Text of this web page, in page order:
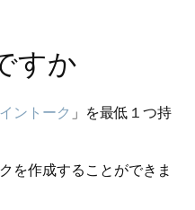
すか
ントーク 」を最低１つ持
を作成することができま